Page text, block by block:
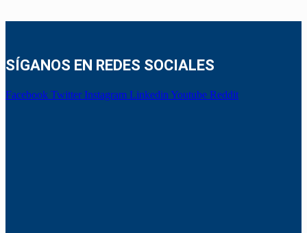
SÍGANOS EN REDES SOCIALES
Facebook Twitter Instagram Linkedin Youtube Reddit